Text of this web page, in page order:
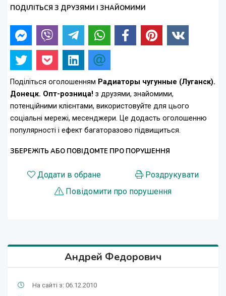
ПОДІЛІТЬСЯ З ДРУЗЯМИ І ЗНАЙОМИМИ
Поділіться оголошенням Радиаторы чугунные (Луганск).
Донецк. Опт-розница! з друзями, знайомими,
потенційними клієнтами, використовуйте для цього
соціальні мережі, месенджери. Це додасть оголошенню
популярності і ефект багаторазово підвищиться.
ЗБЕРЕЖІТЬ АБО ПОВІДОМТЕ ПРО ПОРУШЕННЯ
Додати в обране
Роздрукувати
Повідомити про порушення
Андрей Федорович
На сайті з: 06.12.2010